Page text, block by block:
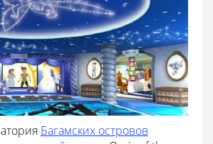
Багамских островов